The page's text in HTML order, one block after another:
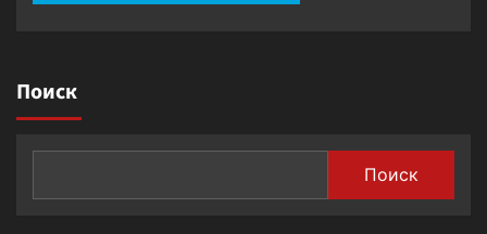
Поиск
Поиск